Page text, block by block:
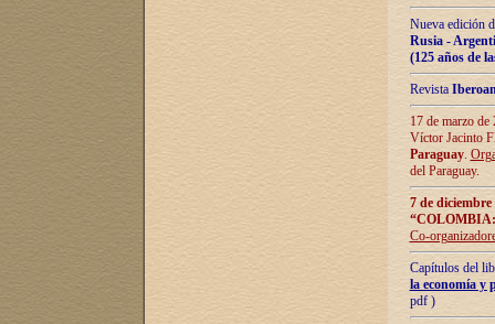
Nueva edición
Rusia -
(125 años de
Revista
17 de marzo
Víctor Jacinto
Paraguay.
del Paraguay.
7 de
Co-
Capítulos del
la economía y
pdf )